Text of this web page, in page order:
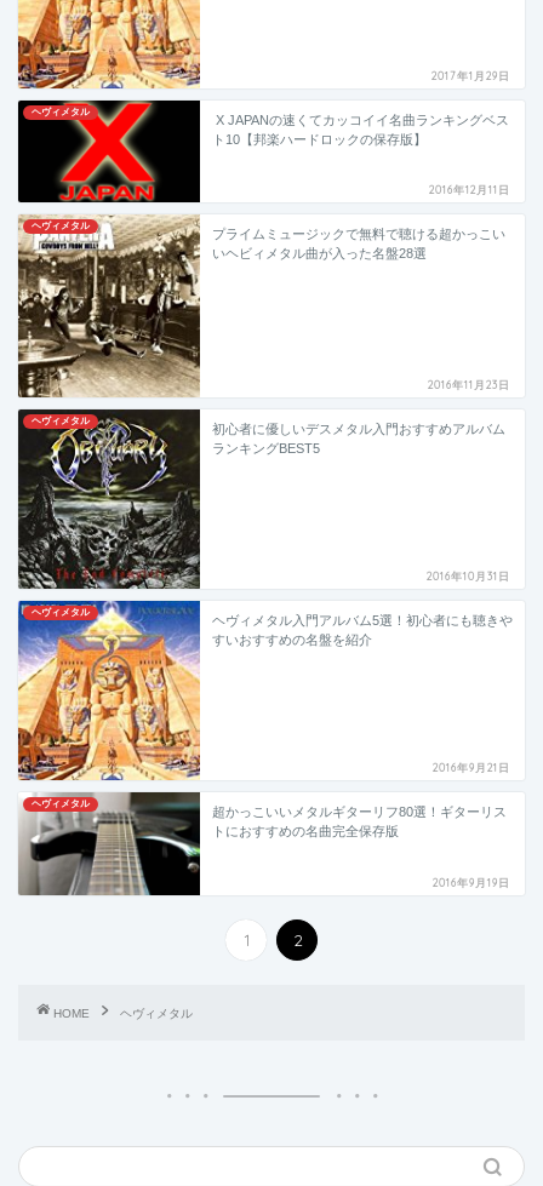
2017年1月29日
ヘヴィメタル
X JAPANの速くてカッコイイ名曲ランキングベス
ト10【邦楽ハードロックの保存版】
2016年12月11日
ヘヴィメタル
プライムミュージックで無料で聴ける超かっこい
いヘビィメタル曲が入った名盤28選
2016年11月23日
ヘヴィメタル
初心者に優しいデスメタル入門おすすめアルバム
ランキングBEST5
2016年10月31日
ヘヴィメタル
ヘヴィメタル入門アルバム5選！初心者にも聴きや
すいおすすめの名盤を紹介
2016年9月21日
ヘヴィメタル
超かっこいいメタルギターリフ80選！ギターリス
トにおすすめの名曲完全保存版
2016年9月19日
1 2
HOME ヘヴィメタル